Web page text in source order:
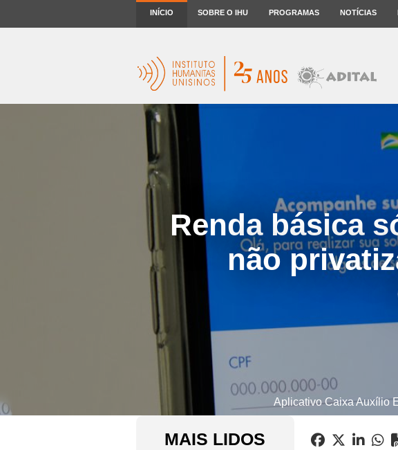
INÍCIO SOBRE O IHU PROGRAMAS NOTÍCIAS
Renda básica
não
Aplicativo Caixa Auxílio
MAIS LIDOS